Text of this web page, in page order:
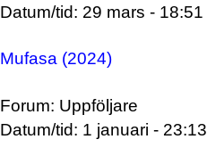
Datum/tid: 29 mars - 18:51
Mufasa (2024)
Forum: Uppföljare
Datum/tid: 1 januari - 23:13